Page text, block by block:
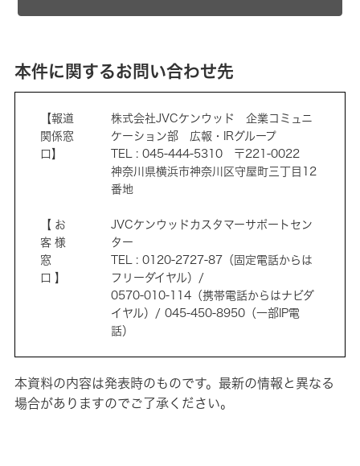
本件に関するお問い合わせ先
【報道
関係窓
口】
株式会社JVCケンウッド 企業コミュニ
ケーション部 広報・IRグループ
TEL : 045-444-5310 〒221-0022
神奈川県横浜市神奈川区守屋町三丁目12
番地
【お
客様
窓
口】
JVCケンウッドカスタマーサポートセン
ター
TEL : 0120-2727-87（固定電話からは
フリーダイヤル）/
0570-010-114（携帯電話からはナビダ
イヤル）/ 045-450-8950（一部IP電
話）
本資料の内容は発表時のものです。最新の情報と異なる
場合がありますのでご了承ください。